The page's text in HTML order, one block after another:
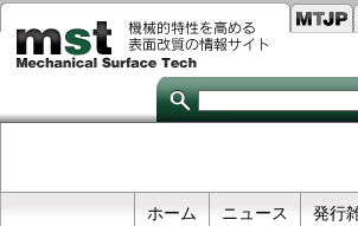
メ
イ
テ
ホーム ニュース 発行